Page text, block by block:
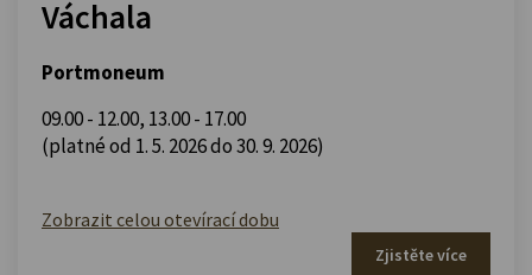
Váchala
Portmoneum
09.00 - 12.00, 13.00 - 17.00
(platné od 1. 5. 2026 do 30. 9. 2026)
Zobrazit celou otevírací dobu
Zjistěte více